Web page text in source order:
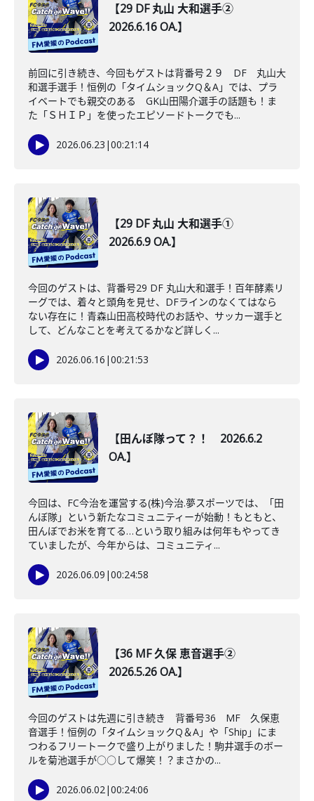
【29 DF 丸山 大和選手②
2026.6.16 OA.】
前回に引き続き、今回もゲストは背番号２９ DF 丸山大
和選手選手！恒例の「タイムショックQ＆A」では、プラ
イベートでも親交のある GK山田陽介選手の話題も！ま
た「ＳＨＩＰ」を使ったエピソードトークでも...
2026.06.23 |00:21:14
【29 DF 丸山 大和選手①
2026.6.9 OA.】
今回のゲストは、背番号29 DF 丸山大和選手！百年酵素リ
ーグでは、着々と頭角を見せ、DFラインのなくてはなら
ない存在に！青森山田高校時代のお話や、サッカー選手と
して、どんなことを考えてるかなど詳しく...
2026.06.16 |00:21:53
【田んぼ隊って？！ 2026.6.2
OA.】
今回は、FC今治を運営する(株)今治.夢スポーツでは、「田
んぼ隊」という新たなコミュニティーが始動！もともと、
田んぼでお米を育てる…という取り組みは何年もやってき
ていましたが、今年からは、コミュニティ...
2026.06.09 |00:24:58
【36 MF 久保 恵音選手②
2026.5.26 OA.】
今回のゲストは先週に引き続き 背番号36 MF 久保恵
音選手！恒例の「タイムショックQ＆A」や「Ship」にま
つわるフリートークで盛り上がりました！駒井選手のボー
ルを菊池選手が○○して爆笑！？まさかの...
2026.06.02|00:24:06